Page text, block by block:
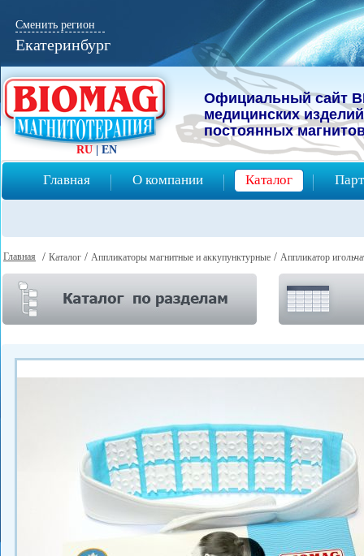
Официальный сайт
мeдицинcких
постоянных
Главная О компании Каталог
RU | EN
Сменить регион
Екатеринбург
Главная / Каталог / Аппликаторы магнитные и аккупунктурные / Аппликатор